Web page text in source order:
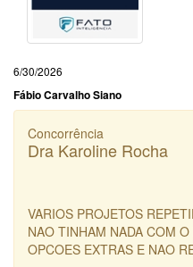
6/30/2026
Fábio Carvalho Siano
Concorrência
Dra Karoline Rocha
VARIOS PROJETOS
NAO TINHAM NADA COM
OPCOES EXTRAS E NAO